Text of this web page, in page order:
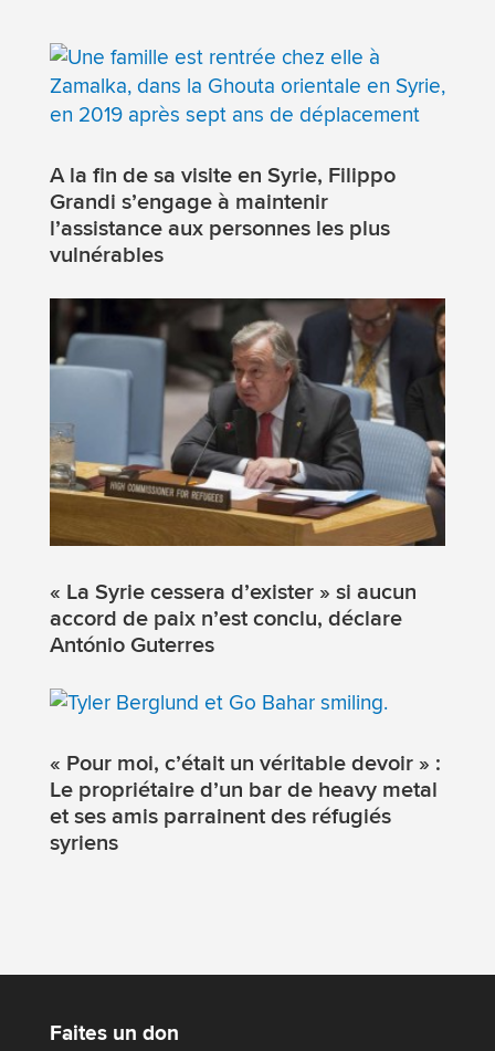
A la fin de sa visite en Syrie, Filippo
Grandi s’engage à maintenir
l’assistance aux personnes les plus
vulnérables
« La Syrie cessera d’exister » si aucun
accord de paix n’est conclu, déclare
António Guterres
« Pour moi, c’était un véritable devoir » :
Le propriétaire d’un bar de heavy metal
et ses amis parrainent des réfugiés
syriens
Faites un don